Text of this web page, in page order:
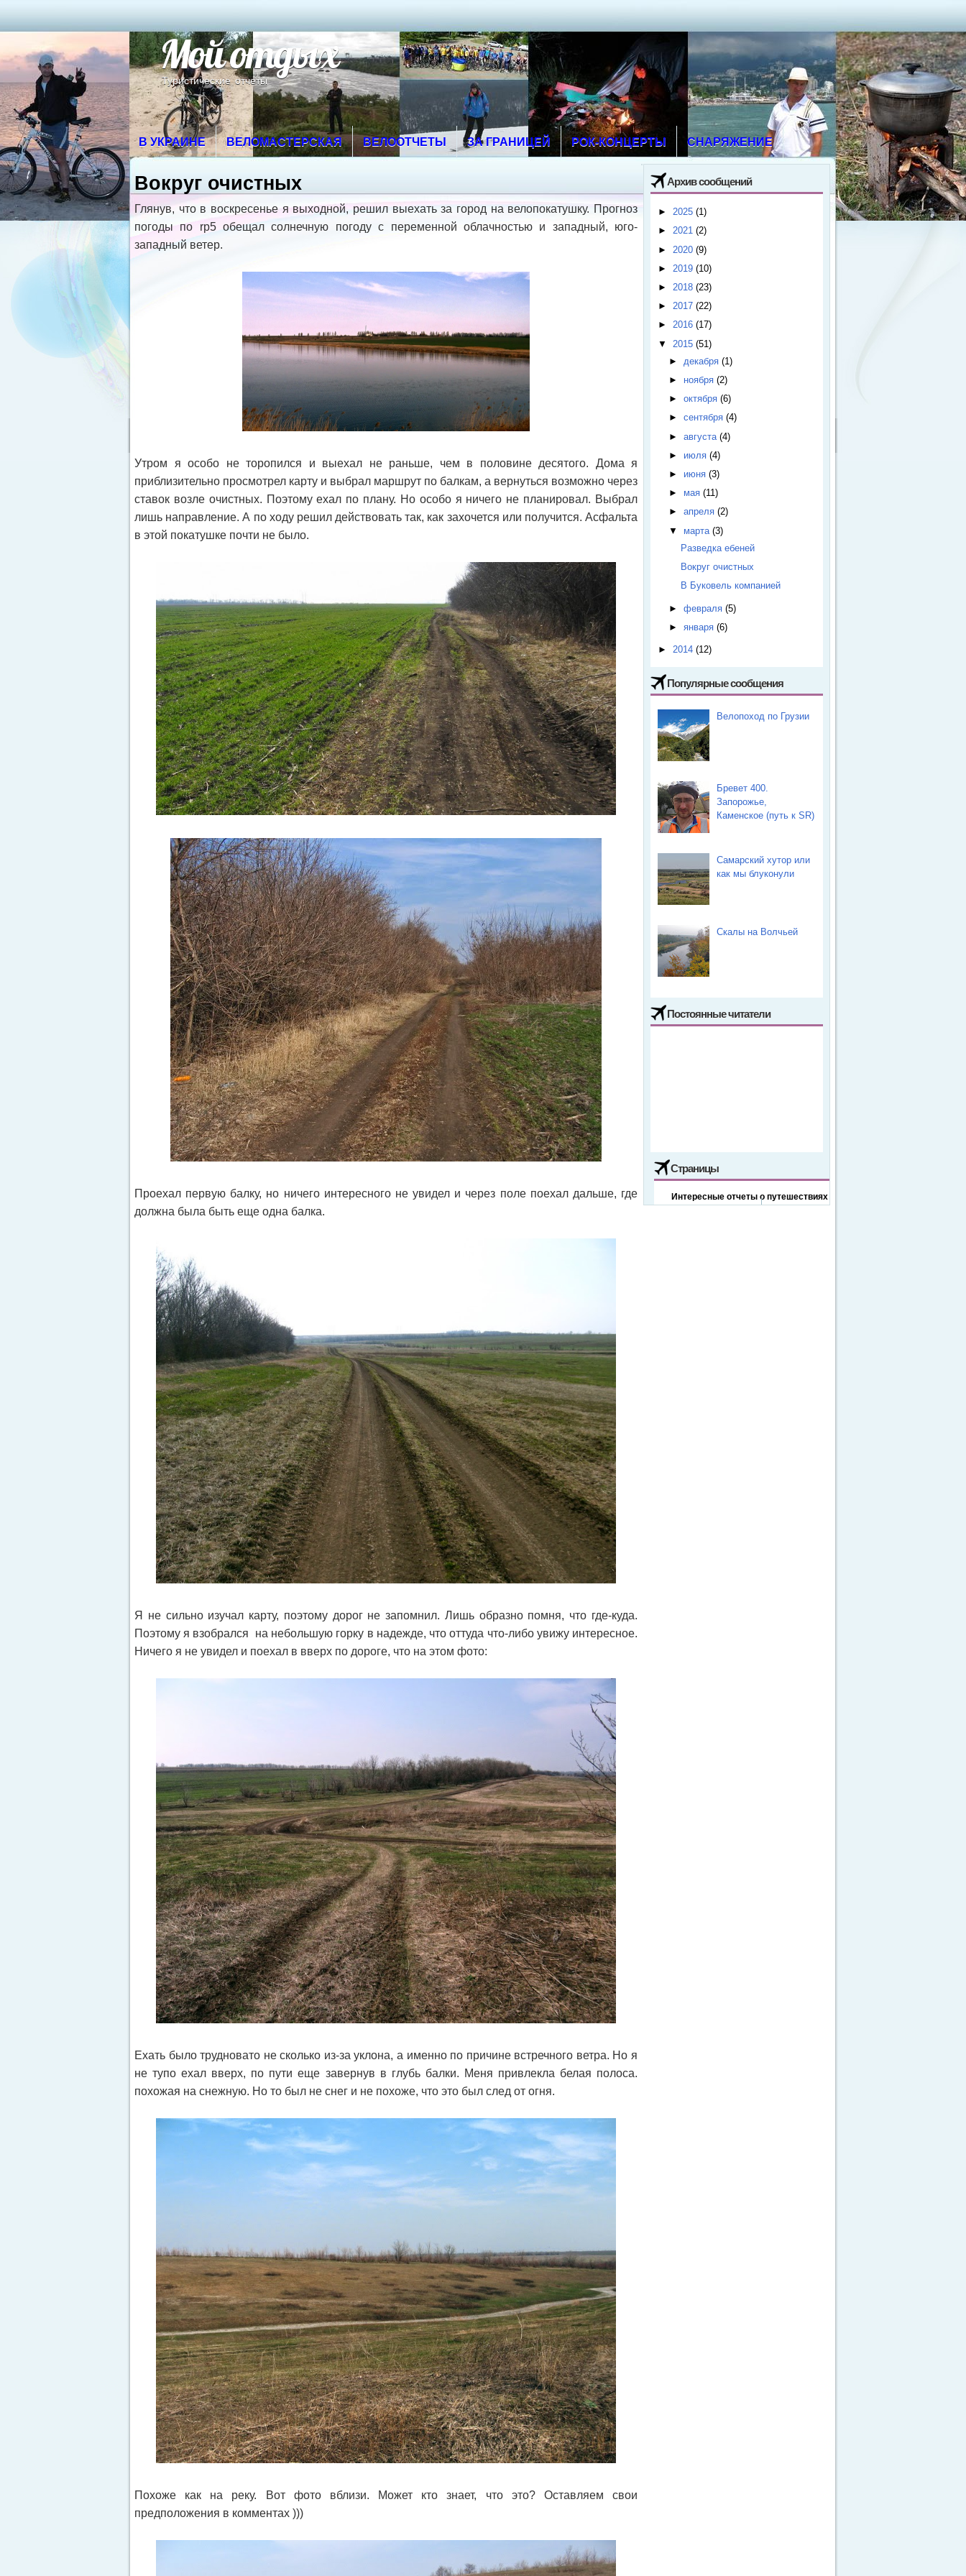
Мой отдых
Туристические отчеты
В УКРАИНЕ ВЕЛОМАСТЕРСКАЯ ВЕЛООТЧЕТЫ ЗА ГРАНИЦЕЙ РОК-КОНЦЕРТЫ СНАРЯЖЕНИЕ
Вокруг очистных
Глянув, что в воскресенье я выходной, решил выехать за город на велопокатушку. Прогноз
погоды по rp5 обещал солнечную погоду с переменной облачностью и западный, юго-
западный ветер.
Утром я особо не торопился и выехал не раньше, чем в половине десятого. Дома я
приблизительно просмотрел карту и выбрал маршрут по балкам, а вернуться возможно через
ставок возле очистных. Поэтому ехал по плану. Но особо я ничего не планировал. Выбрал
лишь направление. А по ходу решил действовать так, как захочется или получится. Асфальта
в этой покатушке почти не было.
Проехал первую балку, но ничего интересного не увидел и через поле поехал дальше, где
должна была быть еще одна балка.
Я не сильно изучал карту, поэтому дорог не запомнил. Лишь образно помня, что где-куда.
Поэтому я взобрался на небольшую горку в надежде, что оттуда что-либо увижу интересное.
Ничего я не увидел и поехал в вверх по дороге, что на этом фото:
Ехать было трудновато не сколько из-за уклона, а именно по причине встречного ветра. Но я
не тупо ехал вверх, по пути еще завернув в глубь балки. Меня привлекла белая полоса.
похожая на снежную. Но то был не снег и не похоже, что это был след от огня.
Похоже как на реку. Вот фото вблизи. Может кто знает, что это? Оставляем свои
предположения в комментах )))
Архив сообщений
► 2025 (1)
► 2021 (2)
► 2020 (9)
► 2019 (10)
► 2018 (23)
► 2017 (22)
► 2016 (17)
▼
2015 (51)
► декабря (1)
► ноября (2)
►октября (6)
►сентября (4)
►августа (4)
► июля (4)
► июня (3)
► мая (11)
►апреля (2)
▼
марта (3)
Разведка ебеней
Вокруг очистных
В Буковель компанией
►февраля (5)
►января (6)
► 2014 (12)
Популярные сообщения
Велопоход по Грузии
Бревет 400.
Запорожье,
Каменское (путь к SR)
Самарский хутор или
как мы блуконули
Скалы на Волчьей
Постоянные читатели
Страницы
Интересные отчеты о путешествиях